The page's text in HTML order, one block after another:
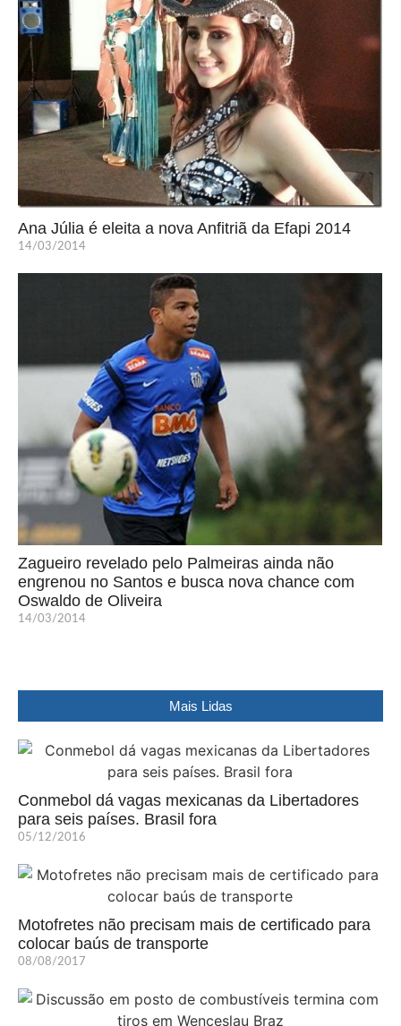
Ana Júlia é eleita a nova Anfitriã da Efapi 2014
14/03/2014
Zagueiro revelado pelo Palmeiras ainda não
engrenou no Santos e busca nova chance com
Oswaldo de Oliveira
14/03/2014
Mais Lidas
Conmebol dá vagas mexicanas da Libertadores
para seis países. Brasil fora
05/12/2016
Motofretes não precisam mais de certificado para
colocar baús de transporte
08/08/2017